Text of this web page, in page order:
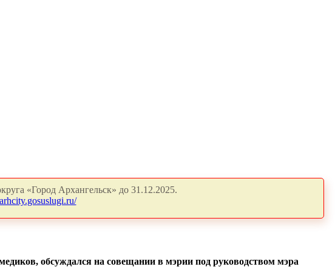
«Город Архангельск» до 31.12.2025.
обсуждался на совещании в мэрии под руководством мэра